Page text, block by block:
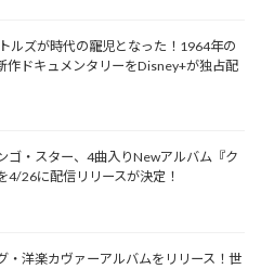
ルズが時代の寵児となった！1964年の
作ドキュメンタリーをDisney+が独占配
ゴ・スター、4曲入りNewアルバム『ク
4/26に配信リリースが決定！
・洋楽カヴァーアルバムをリリース！世